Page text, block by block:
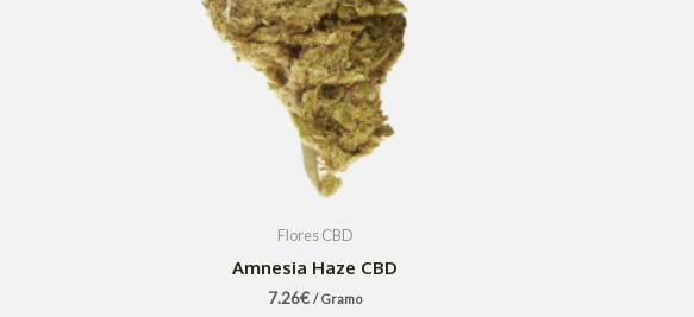
Flores CBD
Amnesia Haze CBD
7.26€ / Gramo